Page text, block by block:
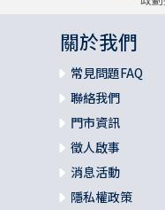
關於我們
常見問題FAQ
聯絡我們
門市資訊
徵人啟事
消息活動
隱私權政策